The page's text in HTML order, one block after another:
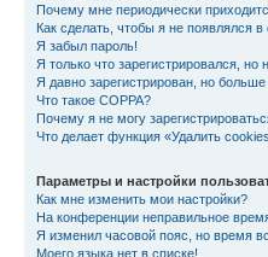
Почему мне периодически
Как сделать, чтобы я не появлялся
Я забыл пароль!
Я только что зарегистрировался, но
Я давно зарегистрирован, но больше
Что такое COPPA?
Почему я не могу
Что делает функция «Удалить
Параметры и настройки
Как мне изменить мои настройки?
На конференции неправильное
Я изменил часовой пояс, но время
Моего языка нет в списке!